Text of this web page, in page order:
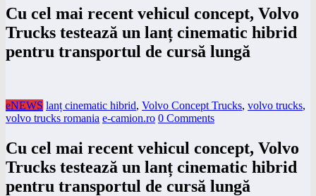
Cu cel mai recent vehicul concept, Volvo
Trucks testează un lanț cinematic hibrid
pentru transportul de cursă lungă
eNEWS lanț cinematic hibrid, Volvo Concept Trucks, volvo trucks,
volvo trucks romania e-camion.ro 0 Comments
Cu cel mai recent vehicul concept, Volvo
Trucks testează un lanț cinematic hibrid
pentru transportul de cursă lungă